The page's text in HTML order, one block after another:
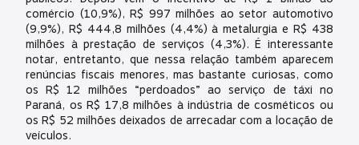
comércio (10,9%), R$ 997 milhões ao setor automotivo
(9,9%), R$ 444,8 milhões (4,4%) à metalurgia e R$ 438
milhões à prestação de serviços (4,3%). É interessante
notar, entretanto, que nessa relação também aparecem
renúncias fiscais menores, mas bastante curiosas, como
os R$ 12 milhões “perdoados” ao serviço de táxi no
Paraná, os R$ 17,8 milhões à indústria de cosméticos ou
os R$ 52 milhões deixados de arrecadar com a locação de
veículos.